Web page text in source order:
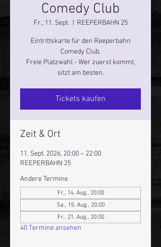
Comedy Club
Fr., 11. Sept. REEPERBAHN 25
Eintrittskarte für den Reeperbahn
Comedy Club.
Freie Platzwahl - Wer zuerst kommt,
sitzt am besten.
Tickets kaufen
Zeit & Ort
11. Sept. 2026, 20:00 – 22:00
REEPERBAHN 25
Andere Termine
Fr., 14. Aug., 20:00
Sa., 15. Aug., 20:00
Fr., 21. Aug., 20:00
40 Termine ansehen